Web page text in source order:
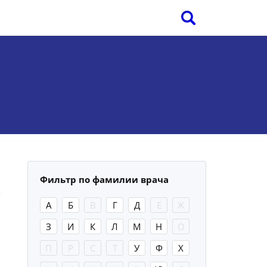
Фильтр по фамилии врача
А Б В Г Д Е
Ж
З
И К Л М Н
О
П
Р С Т У Ф
Х